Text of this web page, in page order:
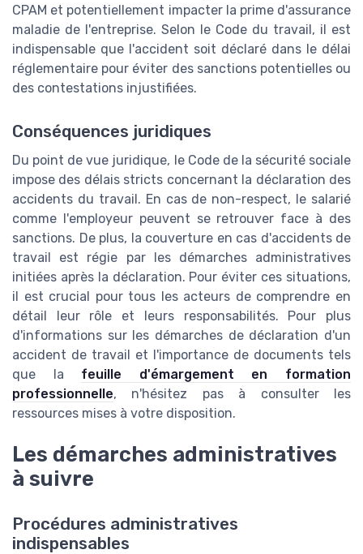
CPAM et potentiellement impacter la prime d'assurance
maladie de l'entreprise. Selon le Code du travail, il est
indispensable que l'accident soit déclaré dans le délai
réglementaire pour éviter des sanctions potentielles ou
des contestations injustifiées.
Conséquences juridiques
Du point de vue juridique, le Code de la sécurité sociale
impose des délais stricts concernant la déclaration des
accidents du travail. En cas de non-respect, le salarié
comme l'employeur peuvent se retrouver face à des
sanctions. De plus, la couverture en cas d'accidents de
travail est régie par les démarches administratives
initiées après la déclaration. Pour éviter ces situations,
il est crucial pour tous les acteurs de comprendre en
détail leur rôle et leurs responsabilités. Pour plus
d'informations sur les démarches de déclaration d'un
accident de travail et l'importance de documents tels
que la feuille d'émargement en formation
professionnelle, n'hésitez pas à consulter les
ressources mises à votre disposition.
Les démarches administratives
à suivre
Procédures administratives
indispensables